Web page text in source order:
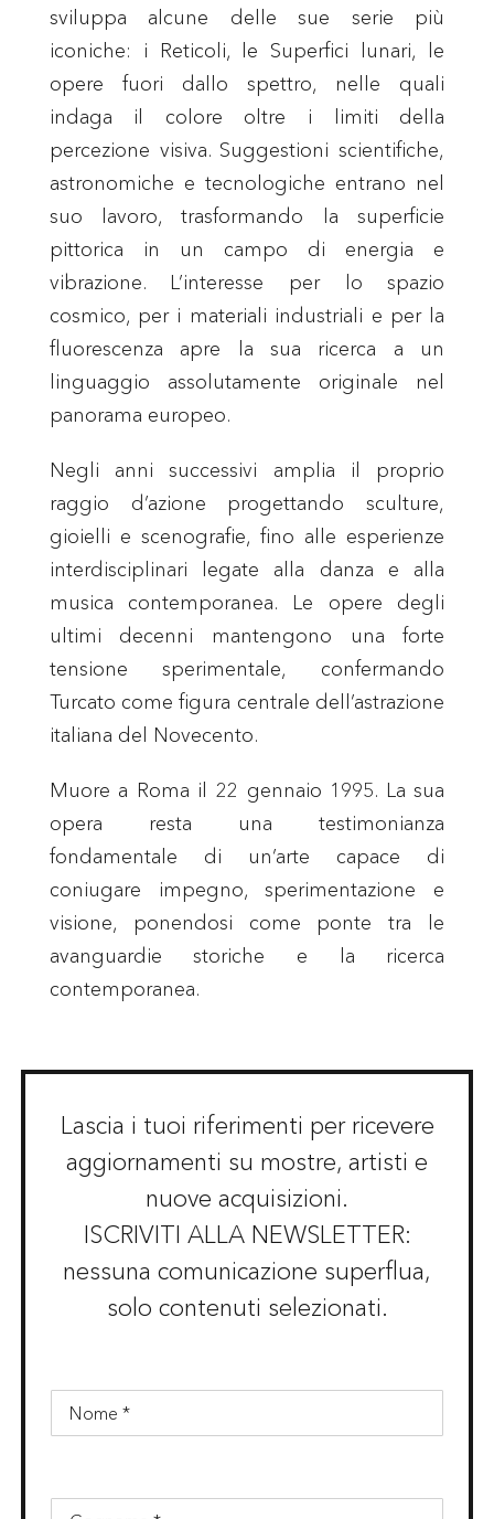
sviluppa alcune delle sue serie più
iconiche: i Reticoli, le Superfici lunari, le
opere fuori dallo spettro, nelle quali
indaga il colore oltre i limiti della
percezione visiva. Suggestioni scientifiche,
astronomiche e tecnologiche entrano nel
suo lavoro, trasformando la superficie
pittorica in un campo di energia e
vibrazione. L’interesse per lo spazio
cosmico, per i materiali industriali e per la
fluorescenza apre la sua ricerca a un
linguaggio assolutamente originale nel
panorama europeo.
Negli anni successivi amplia il proprio
raggio d’azione progettando sculture,
gioielli e scenografie, fino alle esperienze
interdisciplinari legate alla danza e alla
musica contemporanea. Le opere degli
ultimi decenni mantengono una forte
tensione sperimentale, confermando
Turcato come figura centrale dell’astrazione
italiana del Novecento.
Muore a Roma il 22 gennaio 1995. La sua
opera resta una testimonianza
fondamentale di un’arte capace di
coniugare impegno, sperimentazione e
visione, ponendosi come ponte tra le
avanguardie storiche e la ricerca
contemporanea.
Lascia i tuoi riferimenti per ricevere
aggiornamenti su mostre, artisti e
nuove acquisizioni.
ISCRIVITI ALLA NEWSLETTER:
nessuna comunicazione superflua,
solo contenuti selezionati.